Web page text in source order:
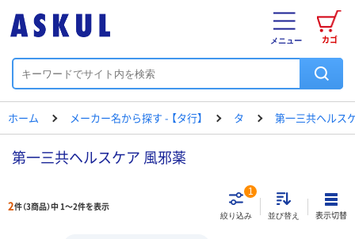
カゴ
メニュー
ホーム メーカー名から探す - 【タ行】 タ 第一三共ヘルス
第一三共ヘルスケア 風邪薬
2件（3商品）中 1～2件を表示
絞り込み
1
並び替え 表示切替